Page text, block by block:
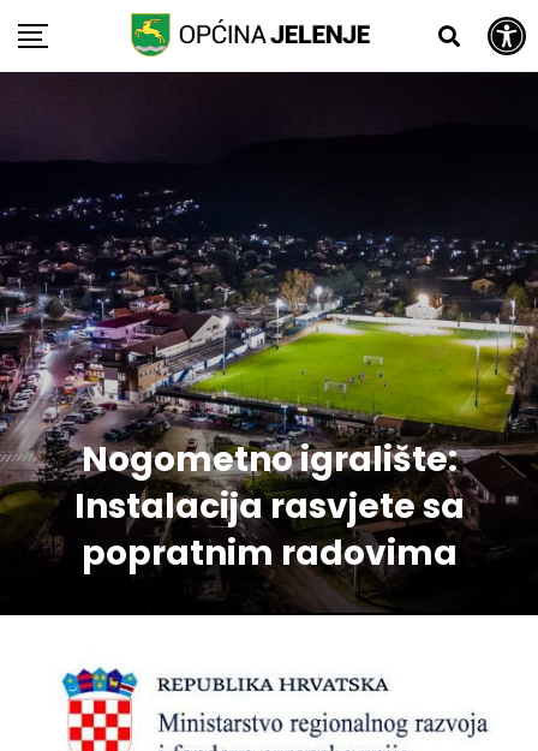
Open toolbar
Skip
Nogometno igralište:
Instalacija rasvjete sa
popratnim radovima